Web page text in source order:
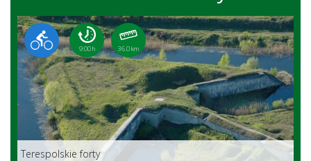
9:00 h 36.0 km
Terespolskie forty